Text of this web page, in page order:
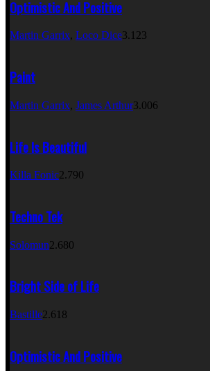
Optimistic And Positive
Martin Garrix, Loco Dice3.123
Paint
Martin Garrix, James Arthur3.006
Life Is Beautiful
Killa Fonic2.790
Techno Tek
Solomun2.680
Bright Side of Life
Bastille2.618
Optimistic And Positive